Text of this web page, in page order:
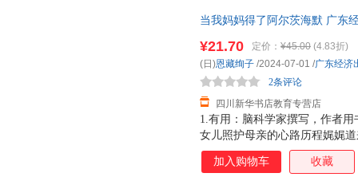
当我妈妈得了阿尔茨海默 广东
1.有用：脑科学家撰写，作者
女儿照护母亲的心路历程娓娓
威推荐：针对阿尔茨海默，很
科学道理和照护过程中的“适
¥21.70 定价： ¥45.00 (4.83折)
四川新华书店教育专营店
2条评论
(日)恩藏绚子 /2024-07-01 /广东经济
加入购物车 收藏